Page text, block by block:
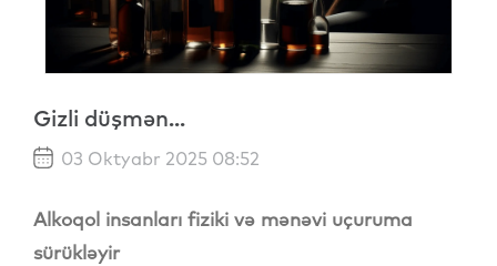
Gizli düşmən...
03 Oktyabr 2025 08:52
Alkoqol insanları fiziki və mənəvi uçuruma
sürükləyir